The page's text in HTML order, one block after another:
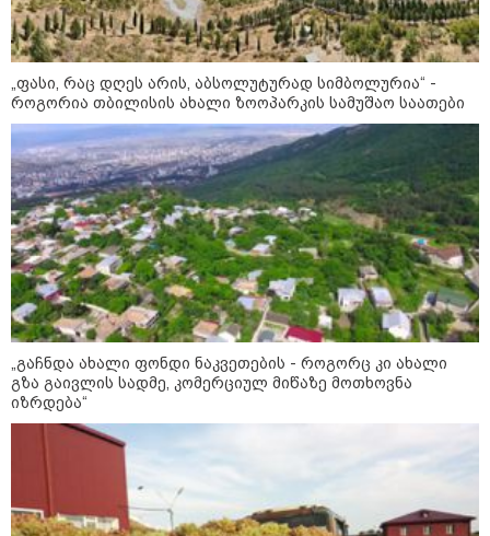
11:11 / 10-08-2026
ირანმა მოჯტაბა ხამენეის იშვიათი ვიდეო
გაავრცელა - რა ჩანს კადრებში
23:19 / 10-08-2026
კოლუმბიაში მიწისძვრის
შედეგად დაღუპულთა
რაოდენობა 80-ს აჭარბებს -
ქვეყანაში საგანგებო
მდგომარეობა გამოცხადდა
დგებიან ევროპის ქვეყნები?
„ფასი, რაც დღეს არის, აბსოლუტურად სიმბოლურია“ -
როგორია თბილისის ახალი ზოოპარკის სამუშაო საათები
„გაჩნდა ახალი ფონდი ნაკვეთების - როგორც კი ახალი
გზა გაივლის სადმე, კომერციულ მიწაზე მოთხოვნა
იზრდება“